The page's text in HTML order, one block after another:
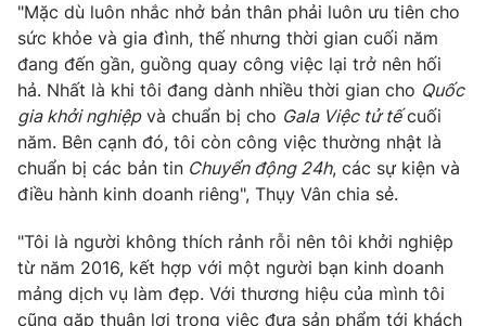
Hậu trường
Nhân vật
Khán giả
Giải sao mai
Điện ảnh
Âm nhạc
Sao
Đời sống
Du lịch
Làm đẹp
Chất lượng cuộc sống
Giáo dục
Tuyển sinh
Học trực tuyến
Công nghệ
Sản phẩm
Thị trường
Giao lưu trực tuyến
Lịch phát sóng
"Mặc dù luôn nhắc nhở bản thân phải luôn ưu tiên cho
sức khỏe và gia đình, thế nhưng thời gian cuối năm
đang đến gần, guồng quay công việc lại trở nên hối
hả. Nhất là khi tôi đang dành nhiều thời gian cho Quốc
gia khởi nghiệpvà chuẩn bị cho Gala Việc tử tếcuối
năm. Bên cạnh đó, tôi còn công việc thường nhật là
chuẩn bị các bản tin Chuyển động 24h, các sự kiện và
điều hành kinh doanh riêng", Thụy Vân chia sẻ.
"Tôi là người không thích rảnh rỗi nên tôi khởi nghiệp
từ năm 2016, kết hợp với một người bạn kinh doanh
mảng dịch vụ làm đẹp. Với thương hiệu của mình tôi
cũng gặp thuận lợi trong việc đưa sản phẩm tới khách